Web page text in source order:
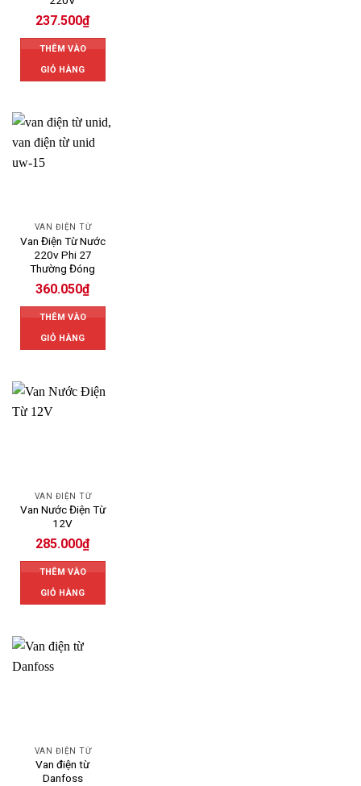
237.500₫
THÊM VÀO
GIỎ HÀNG
VAN ĐIỆN TỪ
Van Điện Từ Nước
220v Phi 27
Thường Đóng
360.050₫
THÊM VÀO
GIỎ HÀNG
VAN ĐIỆN TỪ
Van Nước Điện Từ
12V
285.000₫
THÊM VÀO
GIỎ HÀNG
VAN ĐIỆN TỪ
Van điện từ
Danfoss